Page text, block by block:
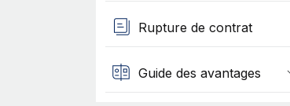
Rupture de contrat
Guide des avantages